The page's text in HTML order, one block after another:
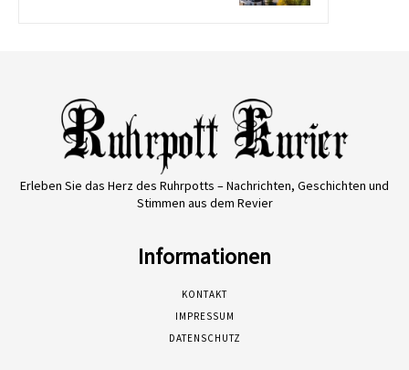
Erleben Sie das Herz des Ruhrpotts – Nachrichten, Geschichten und
Stimmen aus dem Revier
Informationen
KONTAKT
IMPRESSUM
DATENSCHUTZ